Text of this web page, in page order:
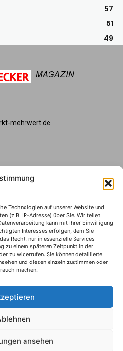
Technologien auf unserer Website und
(z.B. IP-Adresse) über Sie. Wir teilen
kann mit Ihrer Einwilligung
Interesses erfolgen, dem Sie
Recht, nur in essenzielle Services
zu einem späteren Zeitpunkt in der
zu widerrufen. Sie können detaillierte
und diesen einzeln zustimmen oder
machen.
ansehen
57
51
49
MAGAZIN
mehrwert.de
ganz individuelle Vorstellungen.
Richtige für Sie. Unsere
Premium, Mein Lübecker Comfort
Ihnen etliche Inklusivleistungen.
Sie immer, was es Neues
Kontomodelle
zu Lübeck, 2024